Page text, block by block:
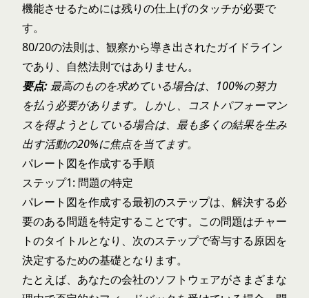
機能させるためには残りの仕上げのタッチが必要で
す。
80/20の法則は、観察から導き出されたガイドライン
であり、自然法則ではありません。
要点:最高のものを求めている場合は、100%の努力
を払う必要があります。しかし、コストパフォーマン
スを得ようとしている場合は、最も多くの結果を生み
出す活動の20%に焦点を当てます。
パレート図を作成する手順
ステップ1: 問題の特定
パレート図を作成する最初のステップは、解決する必
要のある問題を特定することです。この問題はチャー
トのタイトルとなり、次のステップで寄与する原因を
決定するための基礎となります。
たとえば、あなたの会社のソフトウェアがさまざまな